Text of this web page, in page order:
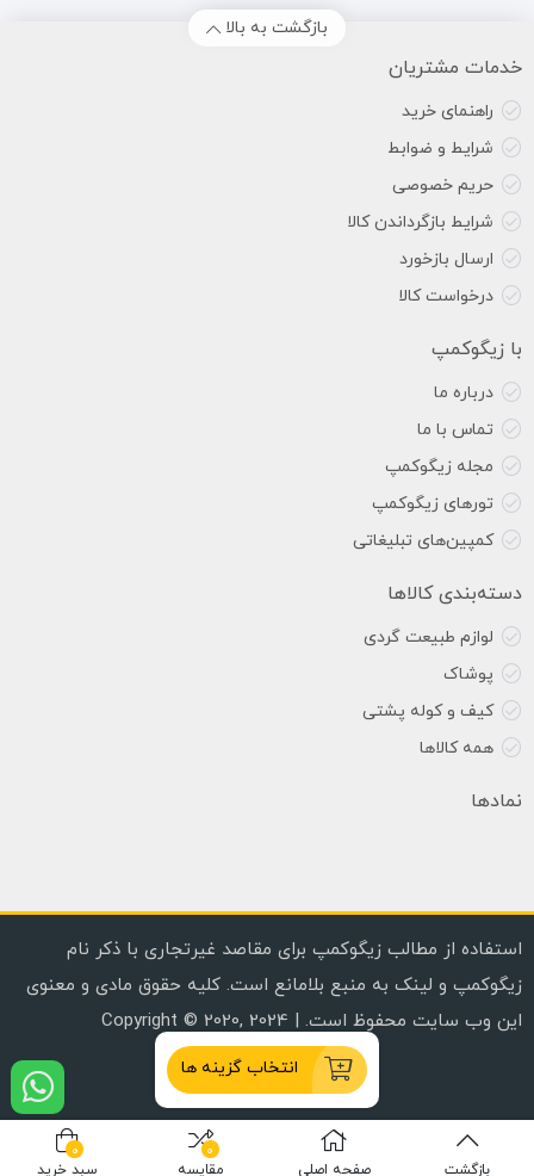
بازگشت به بالا
خدمات مشتریان
راهنمای خرید
شرایط و ضوابط
حریم خصوصی
شرایط بازگرداندن کالا
ارسال بازخورد
درخواست کالا
با زیگوکمپ
درباره ما
تماس با ما
مجله زیگوکمپ
تورهای زیگوکمپ
کمپین‌های تبلیغاتی
دسته‌بندی کالاها
لوازم طبیعت گردی
پوشاک
کیف و کوله پشتی
همه کالاها
نمادها
استفاده از مطالب زیگوکمپ برای مقاصد غیرتجاری با ذکر نام
زیگوکمپ و لینک به منبع بلامانع است. کلیه حقوق مادی و معنوی
این وب سایت محفوظ است. | Copyright © 2020, 2024
انتخاب گزینه ها
بازگشت صفحه اصلی
0
مقایسه
0
سبد خرید